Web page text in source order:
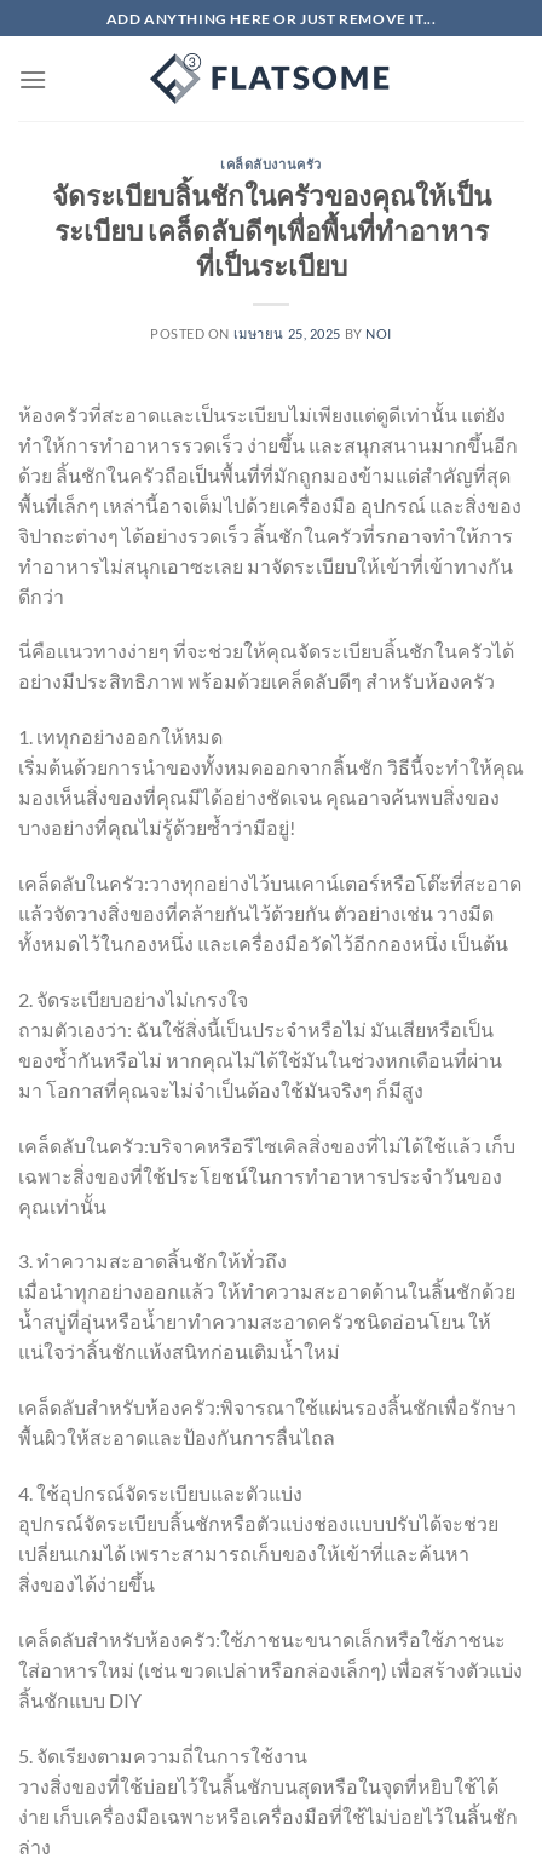
ไป
ADD ANYTHING HERE OR JUST REMOVE IT...
เคล็ดลับงานครัว
จัดระเบียบลิ้นชักในครัวของคุณให้เป็น
ระเบียบ เคล็ดลับดีๆเพื่อพื้นที่ทำอาหาร
ที่เป็นระเบียบ
POSTED ON เมษายน 25, 2025 BY NOI
ห้องครัวที่สะอาดและเป็นระเบียบไม่เพียงแต่ดูดีเท่านั้น แต่ยัง
ทำให้การทำอาหารรวดเร็ว ง่ายขึ้น และสนุกสนานมากขึ้นอีก
ด้วย ลิ้นชักในครัวถือเป็นพื้นที่ที่มักถูกมองข้ามแต่สำคัญที่สุด
พื้นที่เล็กๆ เหล่านี้อาจเต็มไปด้วยเครื่องมือ อุปกรณ์ และสิ่งของ
จิปาถะต่างๆ ได้อย่างรวดเร็ว ลิ้นชักในครัวที่รกอาจทำให้การ
ทำอาหารไม่สนุกเอาซะเลย มาจัดระเบียบให้เข้าที่เข้าทางกัน
ดีกว่า
นี่คือแนวทางง่ายๆ ที่จะช่วยให้คุณจัดระเบียบลิ้นชักในครัวได้
อย่างมีประสิทธิภาพ พร้อมด้วยเคล็ดลับดีๆ สำหรับห้องครัว
1. เททุกอย่างออกให้หมด
เริ่มต้นด้วยการนำของทั้งหมดออกจากลิ้นชัก วิธีนี้จะทำให้คุณ
มองเห็นสิ่งของที่คุณมีได้อย่างชัดเจน คุณอาจค้นพบสิ่งของ
บางอย่างที่คุณไม่รู้ด้วยซ้ำว่ามีอยู่!
เคล็ดลับในครัว:วางทุกอย่างไว้บนเคาน์เตอร์หรือโต๊ะที่สะอาด
แล้วจัดวางสิ่งของที่คล้ายกันไว้ด้วยกัน ตัวอย่างเช่น วางมีด
ทั้งหมดไว้ในกองหนึ่ง และเครื่องมือวัดไว้อีกกองหนึ่ง เป็นต้น
2. จัดระเบียบอย่างไม่เกรงใจ
ถามตัวเองว่า: ฉันใช้สิ่งนี้เป็นประจำหรือไม่ มันเสียหรือเป็น
ของซ้ำกันหรือไม่ หากคุณไม่ได้ใช้มันในช่วงหกเดือนที่ผ่าน
มา โอกาสที่คุณจะไม่จำเป็นต้องใช้มันจริงๆ ก็มีสูง
เคล็ดลับในครัว:บริจาคหรือรีไซเคิลสิ่งของที่ไม่ได้ใช้แล้ว เก็บ
เฉพาะสิ่งของที่ใช้ประโยชน์ในการทำอาหารประจำวันของ
คุณเท่านั้น
3. ทำความสะอาดลิ้นชักให้ทั่วถึง
เมื่อนำทุกอย่างออกแล้ว ให้ทำความสะอาดด้านในลิ้นชักด้วย
น้ำสบู่ที่อุ่นหรือน้ำยาทำความสะอาดครัวชนิดอ่อนโยน ให้
แน่ใจว่าลิ้นชักแห้งสนิทก่อนเติมน้ำใหม่
เคล็ดลับสำหรับห้องครัว:พิจารณาใช้แผ่นรองลิ้นชักเพื่อรักษา
พื้นผิวให้สะอาดและป้องกันการลื่นไถล
4. ใช้อุปกรณ์จัดระเบียบและตัวแบ่ง
อุปกรณ์จัดระเบียบลิ้นชักหรือตัวแบ่งช่องแบบปรับได้จะช่วย
เปลี่ยนเกมได้ เพราะสามารถเก็บของให้เข้าที่และค้นหา
สิ่งของได้ง่ายขึ้น
เคล็ดลับสำหรับห้องครัว:ใช้ภาชนะขนาดเล็กหรือใช้ภาชนะ
ใส่อาหารใหม่ (เช่น ขวดเปล่าหรือกล่องเล็กๆ) เพื่อสร้างตัวแบ่ง
ลิ้นชักแบบ DIY
5. จัดเรียงตามความถี่ในการใช้งาน
วางสิ่งของที่ใช้บ่อยไว้ในลิ้นชักบนสุดหรือในจุดที่หยิบใช้ได้
ง่าย เก็บเครื่องมือเฉพาะหรือเครื่องมือที่ใช้ไม่บ่อยไว้ในลิ้นชัก
ล่าง